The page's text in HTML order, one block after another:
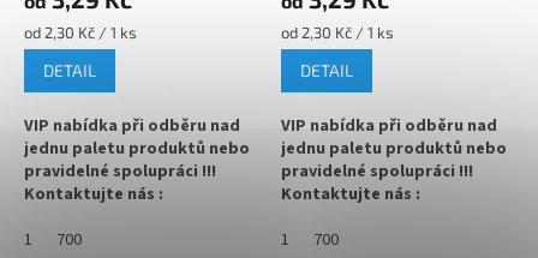
Měrná
cena:
od 2,30 Kč / 1 ks
DETAIL
VIP nabídka při odběru nad
jednu paletu produktů nebo
pravidelné spolupráci !!!
Kontaktujte nás :
1 700
Měrná
cena:
od 2,30 Kč / 1 ks
DETAIL
VIP nabídka při odběru nad
jednu paletu produktů nebo
pravidelné spolupráci !!!
Kontaktujte nás :
1 700